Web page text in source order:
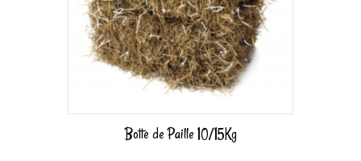
Botte de Paille 10/15Kg